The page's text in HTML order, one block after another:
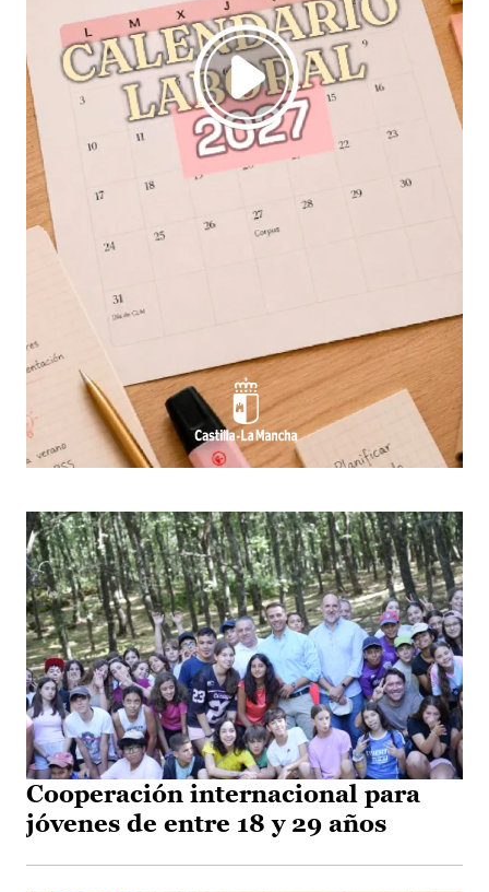
Cooperación internacional para
jóvenes de entre 18 y 29 años